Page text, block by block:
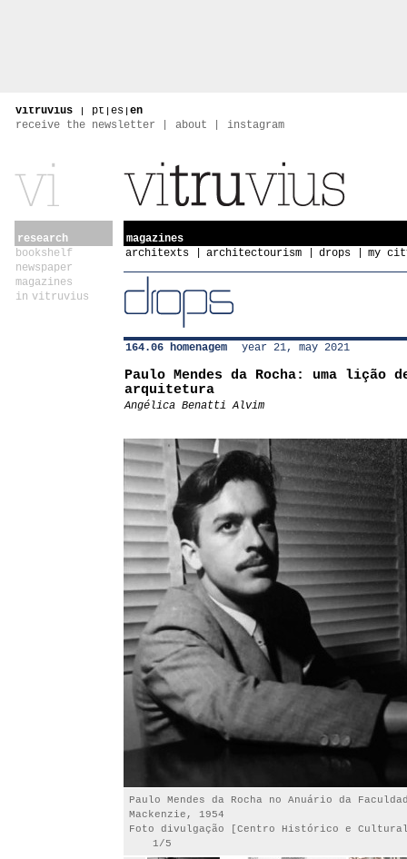
vitruvius | pt | es | en
receive the newsletter
about instagram
research
bookshelf
newspaper
magazines
in vitruvius
magazines
architexts
architectourism drops my
164.06 homenagem year 21, may 2021
Paulo Mendes da Rocha: uma lição
arquitetura
Angélica Benatti Alvim
Paulo Mendes da Rocha no Anuário da
Mackenzie, 1954
Foto divulgação [Centro Histórico e Cultural
1/5